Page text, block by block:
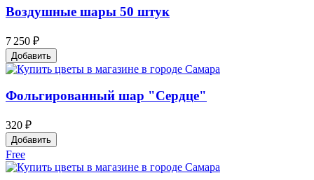
Воздушные шары 50 штук
7 250 ₽
Добавить
Фольгированный шар "Сердце"
320 ₽
Добавить
Free